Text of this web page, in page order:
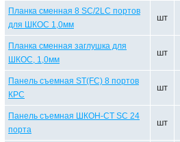
Планка сменная 8 SC/2LC портов
для ШКОС 1,0мм
шт
Планка сменная заглушка для
ШКОС, 1,0мм
шт
Панель съемная ST(FC) 8 портов
КРС
шт
Панель съемная ШКОН-СТ SC 24
порта
шт